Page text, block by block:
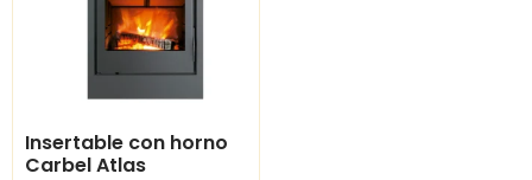
Insertable con horno
Carbel Atlas